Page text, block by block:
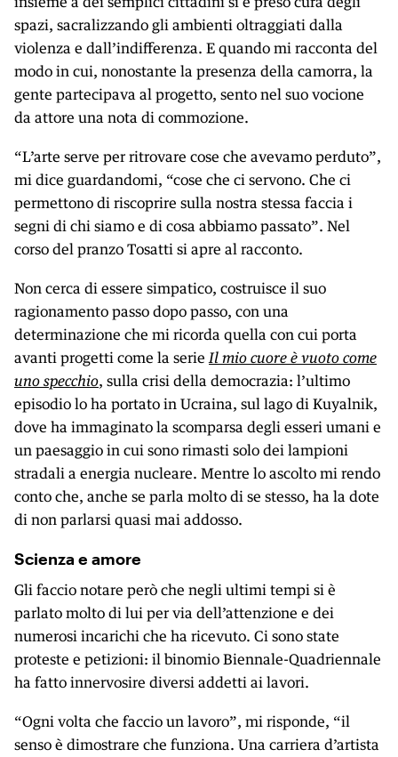
spazi, sacralizzando gli ambienti oltraggiati dalla
violenza e dall’indifferenza. E quando mi racconta del
modo in cui, nonostante la presenza della camorra, la
gente partecipava al progetto, sento nel suo vocione
da attore una nota di commozione.
“L’arte serve per ritrovare cose che avevamo perduto”,
mi dice guardandomi, “cose che ci servono. Che ci
permettono di riscoprire sulla nostra stessa faccia i
segni di chi siamo e di cosa abbiamo passato”. Nel
corso del pranzo Tosatti si apre al racconto.
Non cerca di essere simpatico, costruisce il suo
ragionamento passo dopo passo, con una
determinazione che mi ricorda quella con cui porta
avanti progetti come la serie Il mio cuore è vuoto come
uno specchio, sulla crisi della democrazia: l’ultimo
episodio lo ha portato in Ucraina, sul lago di Kuyalnik,
dove ha immaginato la scomparsa degli esseri umani e
un paesaggio in cui sono rimasti solo dei lampioni
stradali a energia nucleare. Mentre lo ascolto mi rendo
conto che, anche se parla molto di se stesso, ha la dote
di non parlarsi quasi mai addosso.
Scienza e amore
Gli faccio notare però che negli ultimi tempi si è
parlato molto di lui per via dell’attenzione e dei
numerosi incarichi che ha ricevuto. Ci sono state
proteste e petizioni: il binomio Biennale-Quadriennale
ha fatto innervosire diversi addetti ai lavori.
“Ogni volta che faccio un lavoro”, mi risponde, “il
senso è dimostrare che funziona. Una carriera d’artista